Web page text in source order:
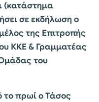
(κατάστημα
σε εκδήλωση ο
της Επιτροπής
ΚΚΕ & Γραμματέας
του
το πρωί ο Τάσος